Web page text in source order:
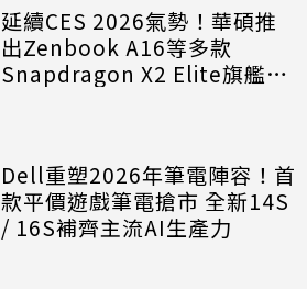
延續CES 2026氣勢！華碩推
出Zenbook A16等多款
Snapdragon X2 Elite旗艦AI
Dell重塑2026年筆電陣容！首
款平價遊戲筆電搶市 全新14S
/ 16S補齊主流AI生產力